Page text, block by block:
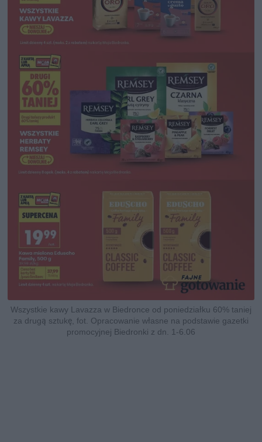
Wszystkie kawy Lavazza w Biedronce od poniedziałku 60% taniej
za drugą sztukę, fot. Opracowanie własne na podstawie gazetki
promocyjnej Biedronki z dn. 1-6.06